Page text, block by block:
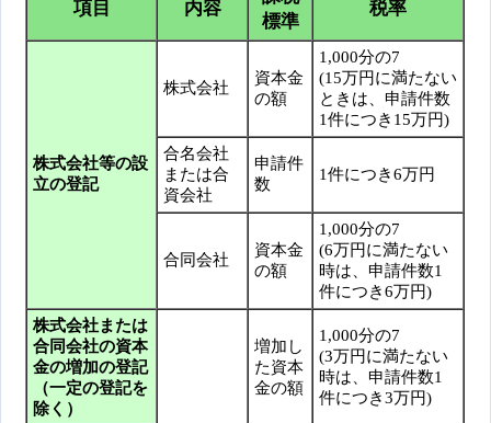
項目 内容
標準
税率
株式会社等の設
立の登記
株式会社
資本金
の額
1,000分の7
(15万円に満たない
ときは、申請件数
1件につき15万円)
合名会社
または合
資会社
申請件
数
1件につき6万円
合同会社
資本金
の額
1,000分の7
(6万円に満たない
時は、申請件数1
件につき6万円)
株式会社または
合同会社の資本
金の増加の登記
（一定の登記を
除く）
増加し
た資本
金の額
1,000分の7
(3万円に満たない
時は、申請件数1
件につき3万円)